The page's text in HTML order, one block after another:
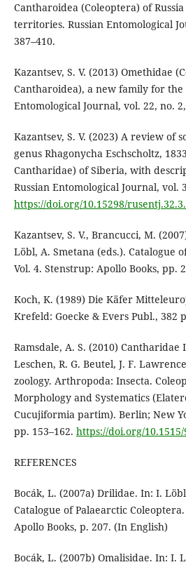
Cantharoidea (Coleoptera) of
territories. Russian Entomological
387–410.
Kazantsev, S. V. (2013) Omethidae
Cantharoidea), a new family for the
Entomological Journal, vol. 22, no.
Kazantsev, S. V. (2023) A review of
genus Rhagonycha Eschscholtz,
Cantharidae) of Siberia, with
Russian Entomological Journal, vol.
https://doi.org/10.15298/
Kazantsev, S. V., Brancucci, M.
Löbl, A. Smetana (eds.). Catalogue
Vol. 4. Stenstrup: Apollo Books, pp.
Koch, K. (1989) Die Käfer
Krefeld: Goecke & Evers Publ., 382
Ramsdale, A. S. (2010) Cantharidae
Leschen, R. G. Beutel, J. F.
zoology. Arthropoda: Insecta.
Morphology and Systematics
Cucujiformia partim). Berlin; New
pp. 153–162. https://doi.org/10.1515/
REFERENCES
Bocák, L. (2007а) Drilidae. In: I.
Catalogue of Palaearctic
Apollo Books, p. 207. (In English)
Bocák, L. (2007b) Omalisidae. In: I.